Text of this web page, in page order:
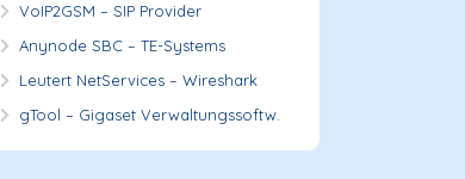
VoIP2GSM – SIP Provider
Anynode SBC – TE-Systems
Leutert NetServices – Wireshark
gTool – Gigaset Verwaltungssoftw.